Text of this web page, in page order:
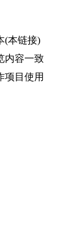
(本链接)
内容一致
项目使用